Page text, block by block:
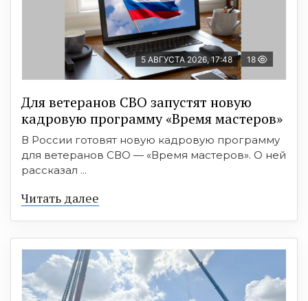
5 АВГУСТА 2026, 17:48 18
Для ветеранов СВО запустят новую
кадровую программу «Время мастеров»
В России готовят новую кадровую программу
для ветеранов СВО — «Время мастеров». О ней
рассказал ...
Читать далее